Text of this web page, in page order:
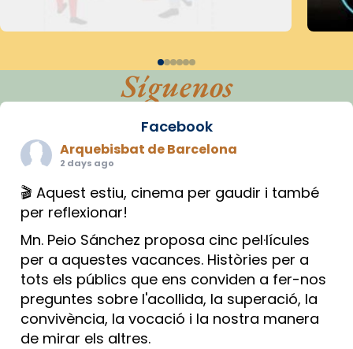
Síguenos
Facebook
Arquebisbat de Barcelona
2 days ago
🎬 Aquest estiu, cinema per gaudir i també
per reflexionar!
Mn. Peio Sánchez proposa cinc pel·lícules
per a aquestes vacances. Històries per a
tots els públics que ens conviden a fer-nos
preguntes sobre l'acollida, la superació, la
convivència, la vocació i la nostra manera
de mirar els altres.